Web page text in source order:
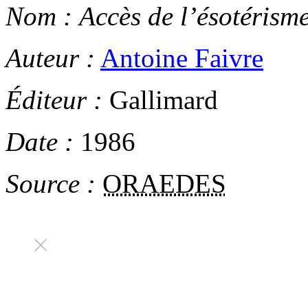
Nom : Accès de
Auteur : Antoine Faivre
Éditeur : Gallimard
Date : 1986
Source : ORAEDES